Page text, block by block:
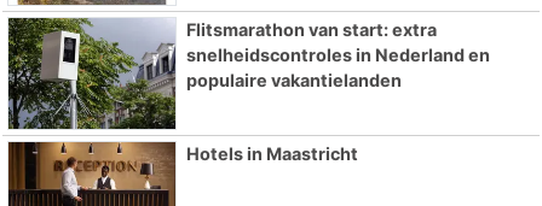
Flitsmarathon van start: extra
snelheidscontroles in Nederland en
populaire vakantielanden
Hotels in Maastricht